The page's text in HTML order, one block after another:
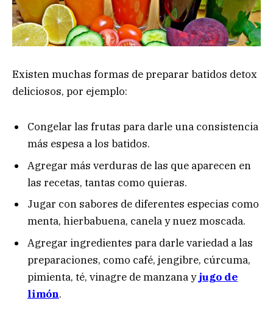
Existen muchas formas de preparar batidos detox
deliciosos, por ejemplo:
Congelar las frutas para darle una consistencia
más espesa a los batidos.
Agregar más verduras de las que aparecen en
las recetas, tantas como quieras.
Jugar con sabores de diferentes especias como
menta, hierbabuena, canela y nuez moscada.
Agregar ingredientes para darle variedad a las
preparaciones, como café, jengibre, cúrcuma,
pimienta, té, vinagre de manzana yjugo de
limón.